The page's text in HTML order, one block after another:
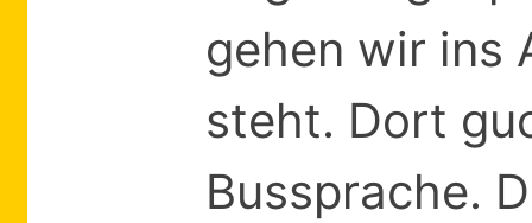
gehen wir ins
steht. Dort
Bussprache.